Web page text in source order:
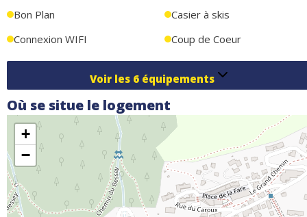
WIFI, local à skis et parkings gratuits couverts à proximité.
Bon Plan
Casier à skis
Connexion WIFI
Coup de Coeur
Voir les 6 équipements
Où se situe le logement
+
−